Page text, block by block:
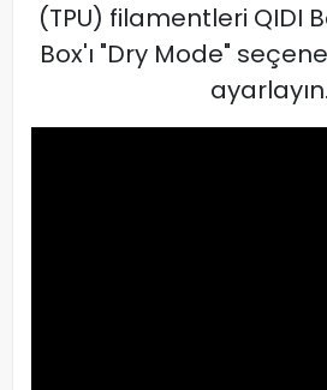
(TPU) filamentleri QIDI
Box'ı "Dry Mode"
ayarlayın.